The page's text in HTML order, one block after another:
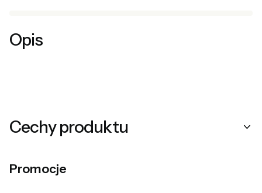
Opis
Cechy produktu
Promocje